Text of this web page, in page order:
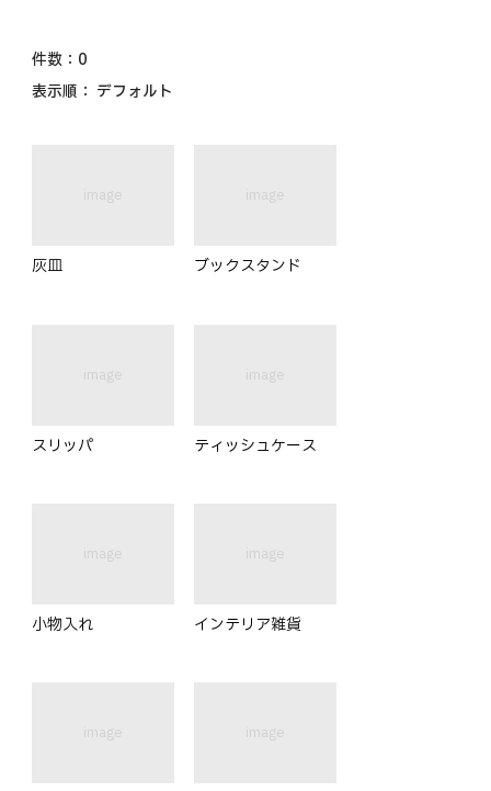
件数： 0
表示順： デフォルト
image
灰皿
image
ブックスタンド
image
スリッパ
image
ティッシュケース
image
小物入れ
image
インテリア雑貨
image image